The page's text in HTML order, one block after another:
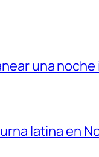
una
latina en